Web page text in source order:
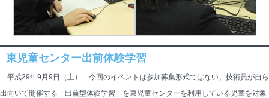
東児童センター出前体験学習
平成29年9月9日（土） 今回のイベントは参加募集形式ではない、技術員が自ら
出向いて開催する「出前型体験学習」を東児童センターを利用している児童を対象